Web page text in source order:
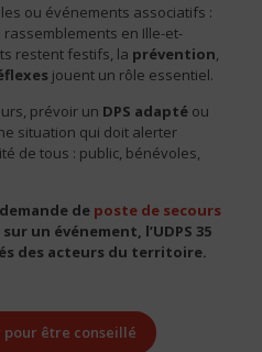
ou événements associatifs :
rassemblements en Ille-et-
restent festifs, la prévention
jouent un rôle essentiel.
prévoir un DPS adapté ou
situation qui doit alerter
de tous : public, bénévoles,
de poste de secours
un événement, l’UDPS 35
des acteurs du territoire.
pour être conseillé